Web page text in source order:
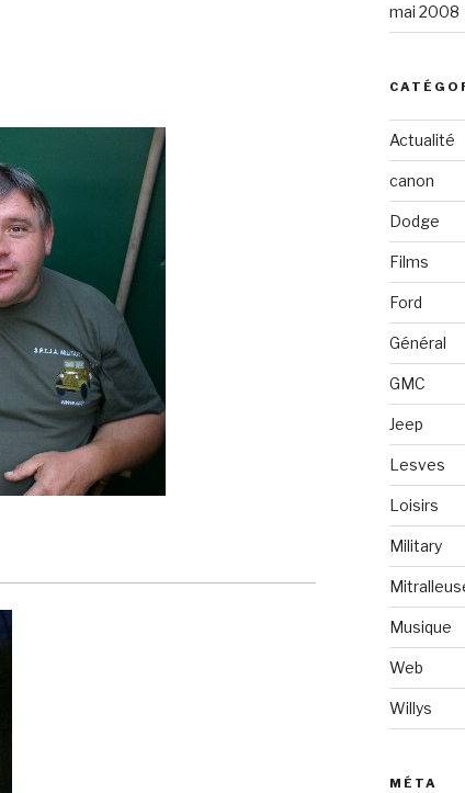
mai 2008
Actualité
canon
Dodge
Films
Ford
Général
GMC
Jeep
Lesves
Loisirs
Military
Musique
Web
Willys
MÉTA